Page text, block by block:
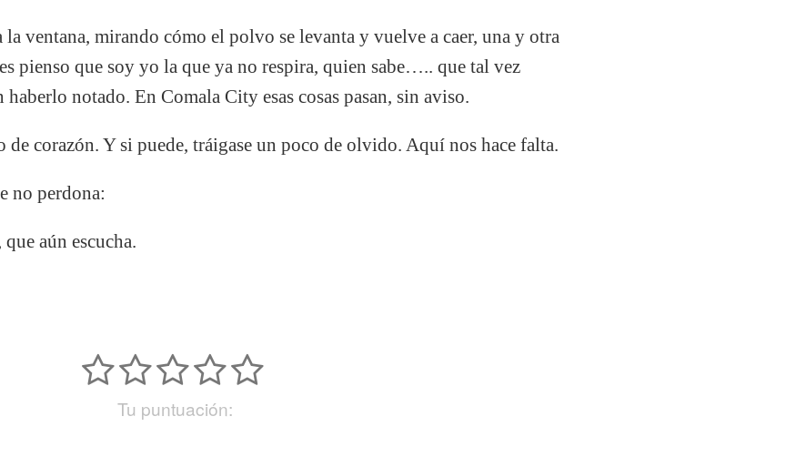
ventana, mirando cómo el polvo se levanta y vuelve a caer, una y otra
pienso que soy yo la que ya no respira, quien sabe….. que tal vez
notado. En Comala City esas cosas pasan, sin aviso.
corazón. Y si puede, tráigase un poco de olvido. Aquí nos hace falta.
no perdona:
aún escucha.
Tu puntuación: